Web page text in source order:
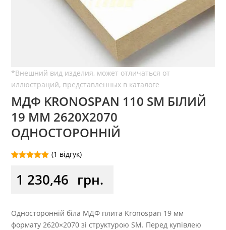
МДФ KRONOSPAN 110 SM БІЛИЙ
19 ММ 2620Х2070
ОДНОСТОРОННІЙ
основі
опитування
(1 відгук)
1 230,46 грн.
Односторонній біла МДФ плита Kronospan 19 мм
формату 2620×2070 зі структурою SM. Перед купівлею